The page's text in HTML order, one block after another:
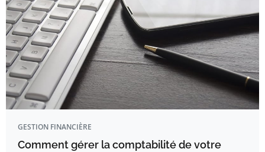
GESTION FINANCIÈRE
Comment gérer la comptabilité de votre